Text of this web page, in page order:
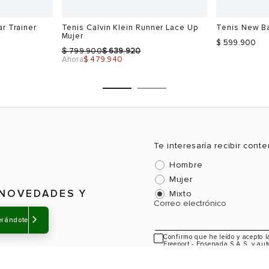
Trainer
USA
5
Tenis Calvin Klein Runner Lace Up
Mujer
$799.900$639.920
Ahora$ 479.940
Selecciona una talla
USA
6.5
Tenis New
$ 599.900
37
Y
Te interesaría recibir
Hombre
Mujer
Mixto
Correo electrónico
Confirmo que he leído y acepto
Freeport - Ensenada S.A.S, y